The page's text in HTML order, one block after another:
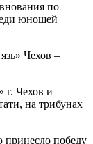
по
юношей
Чехов –
г. Чехов и
на трибунах
принесло победу